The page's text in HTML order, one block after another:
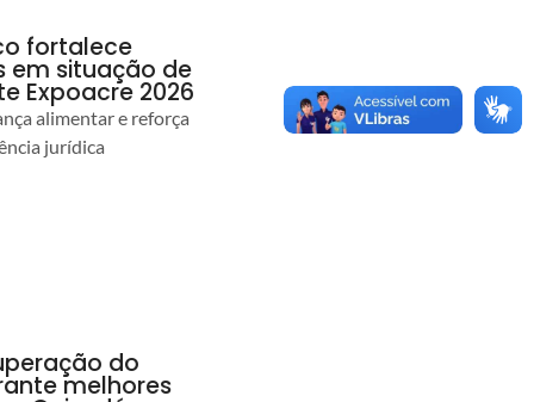
fortalece
em situação de
Expoacre 2026
alimentar e reforça
jurídica
do
melhores